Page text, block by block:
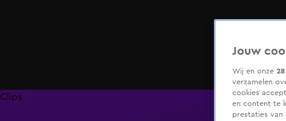
Clips
Jouw
Wij en onze 28
verzamelen
cookies
en content te
prestaties van